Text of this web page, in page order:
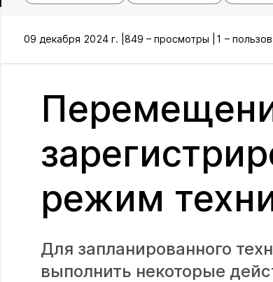
09 декабря 2024 г. | 849 – просмотры | 1 –
режим
Для запланированного
выполнить некоторые